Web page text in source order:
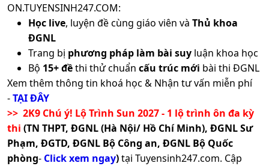
ON.TUYENSINH247.COM:
Học live, luyện đề cùng giáo viên và Thủ khoa
ĐGNL
Trang bị phương pháp làm bài suy luận khoa học
Bộ 15+ đềthi thử chuẩn cấu trúc mới bài thi ĐGNL
Xem thêm thông tin khoá học & Nhận tư vấn miễn phí
-TẠI ĐÂY
>> 2K9 Chú ý! Lộ Trình Sun 2027 - 1 lộ trình ôn đa kỳ
thi (TN THPT, ĐGNL (Hà Nội/ Hồ Chí Minh), ĐGNL Sư
Phạm, ĐGTD, ĐGNL Bộ Công an, ĐGNL Bộ Quốc
phòng- Click xem ngay)tại Tuyensinh247.com. Cập